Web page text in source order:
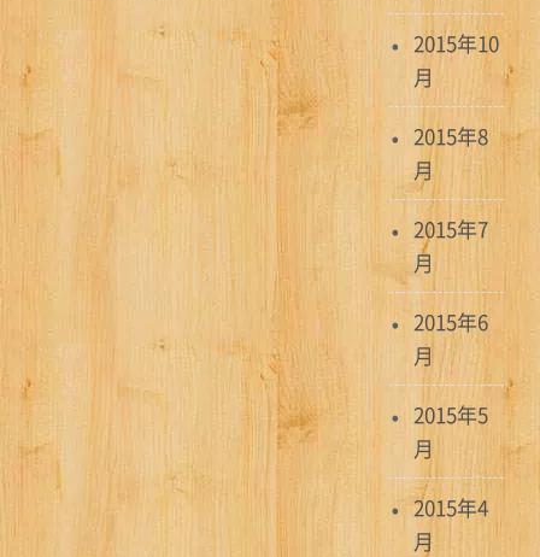
2015年10
月
2015年8
月
2015年7
月
2015年6
月
2015年5
月
2015年4
月